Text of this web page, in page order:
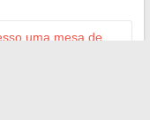
uma mesa de